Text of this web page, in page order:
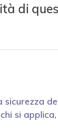
di
sicurezza
si